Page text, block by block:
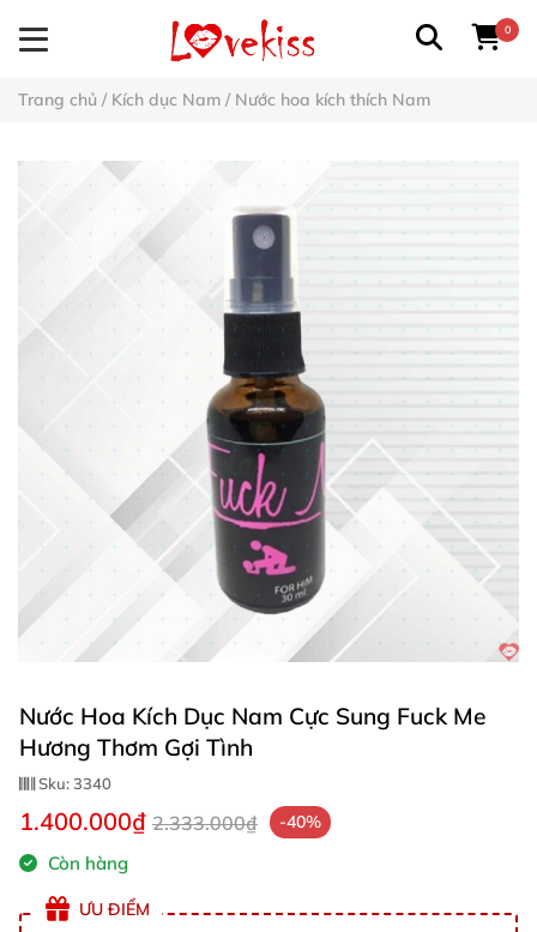
0
Trang chủ / Kích dục Nam / Nước hoa kích thích Nam
Nước Hoa Kích Dục Nam Cực Sung Fuck Me
Hương Thơm Gợi Tình
Sku:3340
1.400.000₫ 2.333.000₫ -40%
Còn hàng
ƯU ĐIỂM